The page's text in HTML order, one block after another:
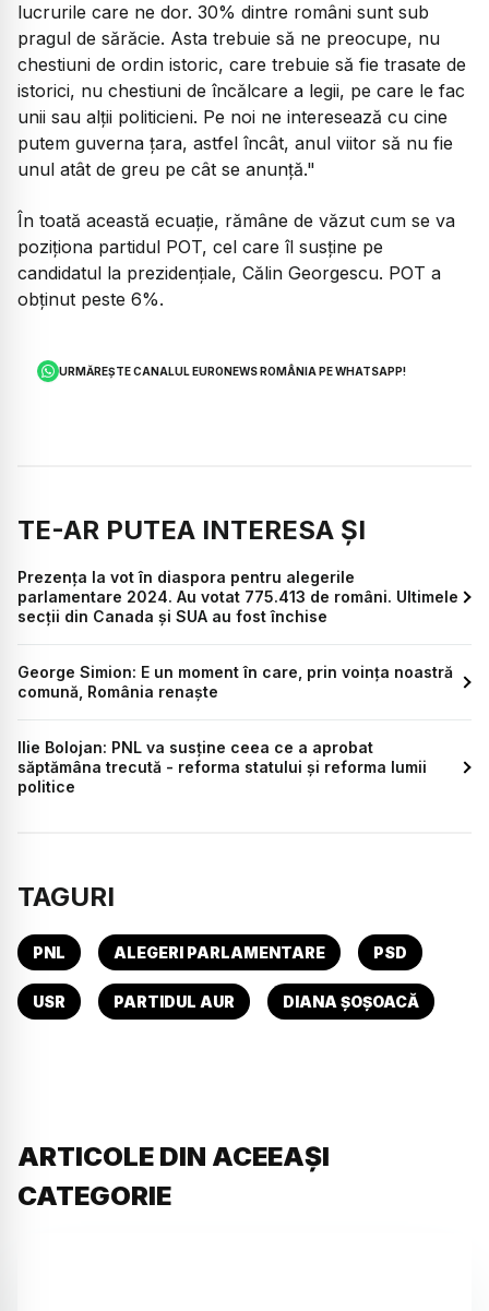
lucrurile care ne dor. 30% dintre români sunt sub
pragul de sărăcie. Asta trebuie să ne preocupe, nu
chestiuni de ordin istoric, care trebuie să fie trasate de
istorici, nu chestiuni de încălcare a legii, pe care le fac
unii sau alții politicieni. Pe noi ne interesează cu cine
putem guverna țara, astfel încât, anul viitor să nu fie
unul atât de greu pe cât se anunță."
În toată această ecuație, rămâne de văzut cum se va
poziționa partidul POT, cel care îl susține pe
candidatul la prezidențiale, Călin Georgescu. POT a
obținut peste 6%.
URMĂREȘTE CANALUL EURONEWS ROMÂNIA PE WHATSAPP!
TE-AR PUTEA INTERESA ȘI
Prezența la vot în diaspora pentru alegerile
parlamentare 2024. Au votat 775.413 de români. Ultimele
secții din Canada și SUA au fost închise
George Simion: E un moment în care, prin voința noastră
comună, România renaște
Ilie Bolojan: PNL va susține ceea ce a aprobat
săptămâna trecută - reforma statului și reforma lumii
politice
TAGURI
PNL ALEGERI PARLAMENTARE PSD
USR PARTIDUL AUR DIANA ȘOȘOACĂ
ARTICOLE DIN ACEEAȘI
CATEGORIE